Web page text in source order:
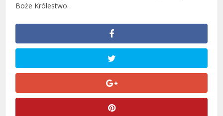
Boże Królestwo.